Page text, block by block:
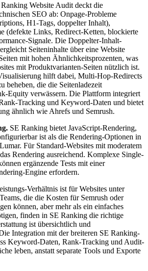
Ranking Website Audit deckt die
SEO ab: Onpage-Probleme
H1-Tags, doppelter Inhalt),
(defekte Links, Redirect-Ketten, blockierte
Signale. Die Doppelter-Inhalt-
Seiteninhalte über eine Website
mit hohen Ähnlichkeitsprozenten, was
mit Produktvarianten-Seiten nützlich ist.
hilft dabei, Multi-Hop-Redirects
beheben, die die Seitenladezeit
Equity verwässern. Die Plattform integriert
Tracking und Keyword-Daten und bietet
ähnlich wie Ahrefs und Semrush.
SE Ranking bietet JavaScript-Rendering,
ist als die Rendering-Optionen in
Für Standard-Websites mit moderatem
Rendering ausreichend. Komplexe Single-
ergänzende Tests mit einer
Engine erfordern.
Verhältnis ist für Websites unter
die die Kosten für Semrush oder
können, aber mehr als ein einfaches
finden in SE Ranking die richtige
ist übersichtlich und
Integration mit der breiteren SE Ranking-
Keyword-Daten, Rank-Tracking und Audit-
leben, anstatt separate Tools und Exporte